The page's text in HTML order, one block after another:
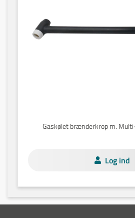
Gaskølet brænderkrop m.
Log ind